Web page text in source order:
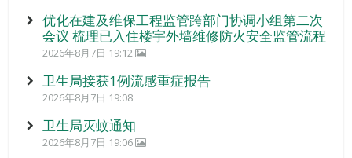
优化在建及维保工程监管跨部门协调小组第二次
会议 梳理已入住楼宇外墙维修防火安全监管流程
2026年8月7日 19:12
卫生局接获1例流感重症报告
2026年8月7日 19:08
卫生局灭蚊通知
2026年8月7日 19:06